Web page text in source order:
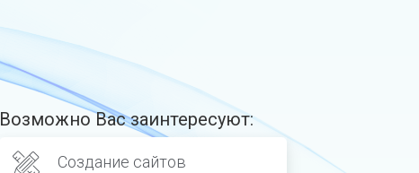
Возможно Вас заинтересуют:
Создание сайтов